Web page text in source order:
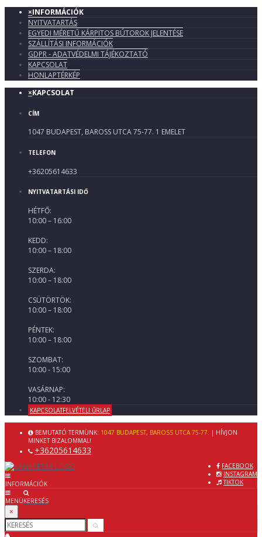
×INFORMÁCIÓK
NYITVATARTÁS
EGYEDI MÉRETŰ KÁRPITOS BÚTOROK JELENTÉSE
SZÁLLÍTÁSI INFORMÁCIÓK
GDPR - ADATVÉDELMI TÁJÉKOZTATÓ
KAPCSOLAT
HONLAPTÉRKÉP
×KAPCSOLAT
CÍM
1047 BUDAPEST, BAROSS UTCA 75-77. 1 EMELET
TELEFON
+36205614633
NYITVATARTÁSI IDŐ
HÉTFŐ:
10:00 – 16:00
KEDD:
10:00 – 18:00
SZERDA:
10:00 – 18:00
CSÜTÖRTÖK:
10:00 – 18:00
PÉNTEK:
10:00 – 18:00
SZOMBAT:
10:00 - 15:00
VASÁRNAP:
10:00 - 12:30
KAPCSOLATFELVÉTELI ŰRLAP
BEMUTATÓ TERMÜNK: 1047 BUDAPEST, BAROSS UTCA 75-77.
| HÍVJON
MINKET BIZALOMMAL!
+36205614633
FACEBOOK
INSTAGRAM
TIKTOK
INFORMÁCIÓK
MENÜKERESÉS
×